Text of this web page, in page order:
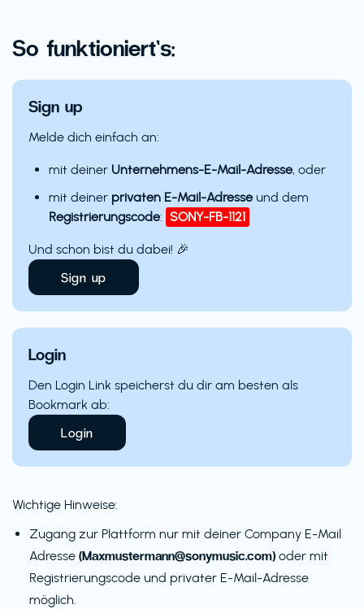
So funktioniert’s:
Sign up
Melde dich einfach an:
mit deiner Unternehmens-E-Mail-Adresse, oder
mit deiner privaten E-Mail-Adresse und dem
Registrierungscode: SONY-FB-1121
Und schon bist du dabei! 🎉
Sign up
Login
Den Login Link speicherst du dir am besten als
Bookmark ab:
Login
Wichtige Hinweise:
Zugang zur Plattform nur mit deiner Company E-Mail
Adresse (Maxmustermann@sonymusic.com) oder mit
Registrierungscode und privater E-Mail-Adresse
möglich.